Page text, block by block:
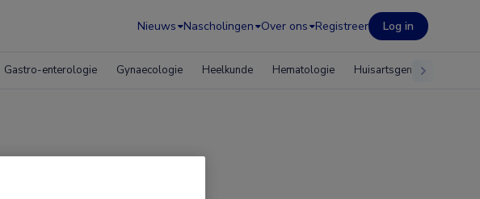
Nieuws Nascholingen Over ons Registreer Log in
Gastro-enterologie Gynaecologie Heelkunde Hematologie Huisartsgeneeskunde
in Europa